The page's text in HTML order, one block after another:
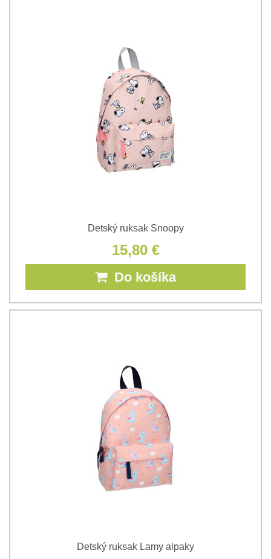
Detský ruksak Snoopy
15,80 €
Do košíka
Detský ruksak Lamy alpaky